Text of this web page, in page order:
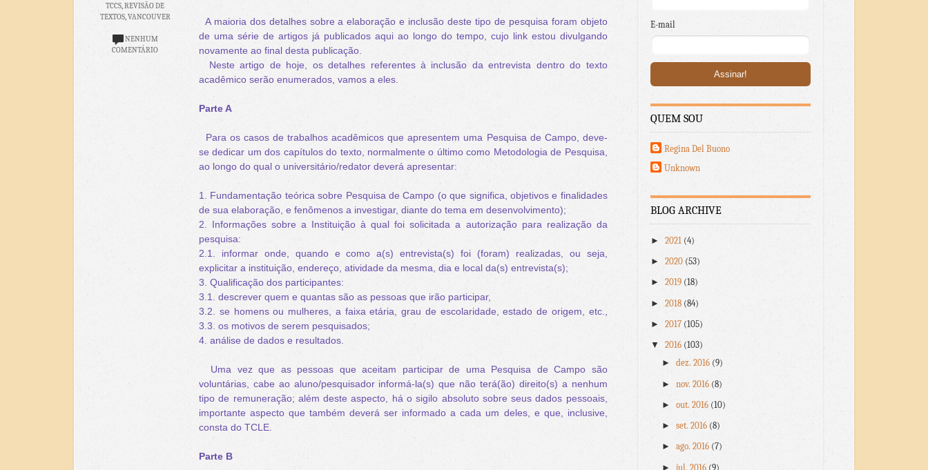
TCCS,REVISÃO DE
TEXTOS,VANCOUVER
NENHUM
COMENTÁRIO
A maioria dos detalhes sobre a elaboração e inclusão deste tipo de pesquisa foram objeto
de uma série de artigos já publicados aqui ao longo do tempo, cujo link estou divulgando
novamente ao final desta publicação.
Neste artigo de hoje, os detalhes referentes à inclusão da entrevista dentro do texto
acadêmico serão enumerados, vamos a eles.
Parte A
Para os casos de trabalhos acadêmicos que apresentem uma Pesquisa de Campo, deve-
se dedicar um dos capítulos do texto, normalmente o último como Metodologia de Pesquisa,
ao longo do qual o universitário/redator deverá apresentar:
1. Fundamentação teórica sobre Pesquisa de Campo (o que significa, objetivos e finalidades
de sua elaboração, e fenômenos a investigar, diante do tema em desenvolvimento);
2. Informações sobre a Instituição à qual foi solicitada a autorização para realização da
pesquisa:
2.1. informar onde, quando e como a(s) entrevista(s) foi (foram) realizadas, ou seja,
explicitar a instituição, endereço, atividade da mesma, dia e local da(s) entrevista(s);
3. Qualificação dos participantes:
3.1. descrever quem e quantas são as pessoas que irão participar,
3.2. se homens ou mulheres, a faixa etária, grau de escolaridade, estado de origem, etc.,
3.3. os motivos de serem pesquisados;
4. análise de dados e resultados.
Uma vez que as pessoas que aceitam participar de uma Pesquisa de Campo são
voluntárias, cabe ao aluno/pesquisador informá-la(s) que não terá(ão) direito(s) a nenhum
tipo de remuneração; além deste aspecto, há o sigilo absoluto sobre seus dados pessoais,
importante aspecto que também deverá ser informado a cada um deles, e que, inclusive,
consta do TCLE.
Parte B
E-mail
QUEM SOU
Regina Del Buono
Unknown
BLOG ARCHIVE
►2021 (4)
►2020 (53)
►2019 (18)
►2018 (84)
►2017 (105)
▼2016 (103)
► dez. 2016 (9)
► nov. 2016 (8)
► out. 2016 (10)
► set. 2016 (8)
► ago. 2016 (7)
► jul. 2016 (9)